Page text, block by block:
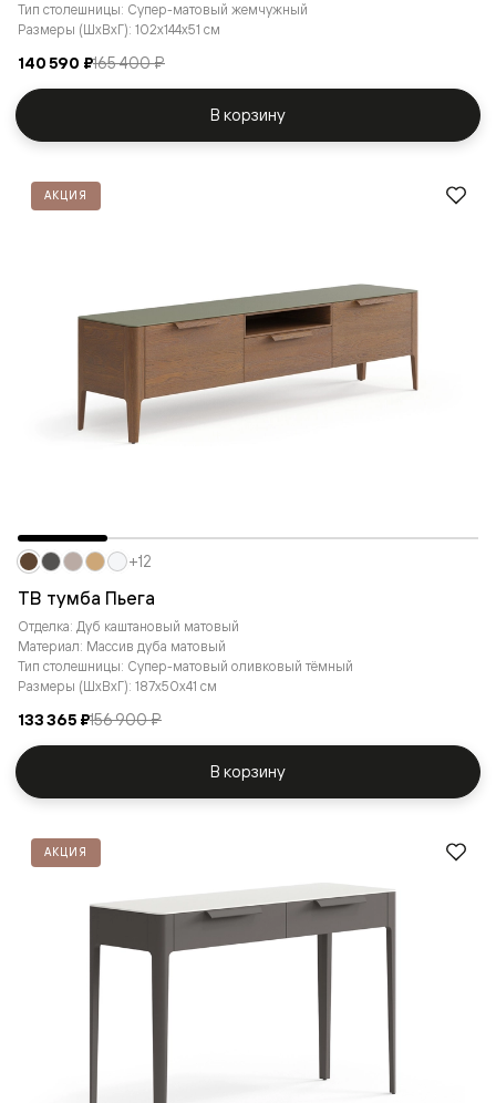
Тип столешницы: Супер-матовый жемчужный
Размеры (ШxВxГ): 102x144x51 см
140 590 ₽165 400 ₽
В корзину
АКЦИЯ
ТВ тумба Пьега
Отделка: Дуб каштановый матовый
Материал: Массив дуба матовый
Тип столешницы: Супер-матовый оливковый тёмный
Размеры (ШxВxГ): 187x50x41 см
133 365 ₽156 900 ₽
+12
В корзину
АКЦИЯ